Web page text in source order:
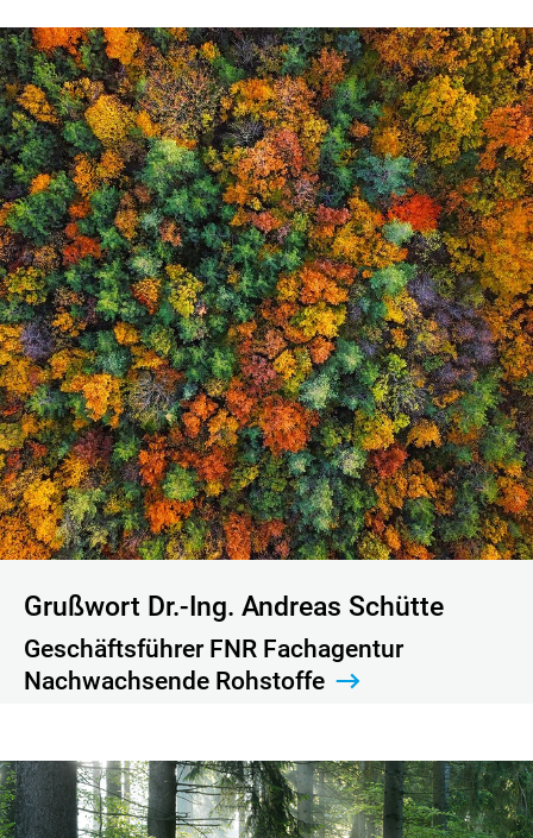
Grußwort Dr.-Ing. Andreas Schütte
Geschäftsführer FNR Fachagentur
Nachwachsende Rohstoffe